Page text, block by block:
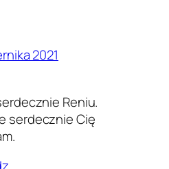
2021
Reniu.
serdecznie Cię